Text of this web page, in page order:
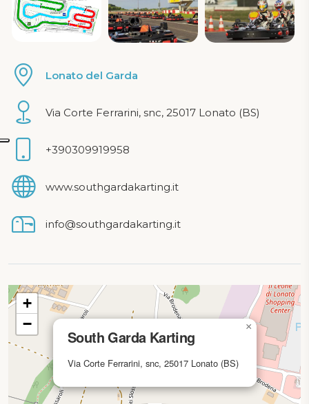
Lonato del Garda
Via Corte Ferrarini, snc, 25017 Lonato (BS)
+390309919958
www.southgardakarting.it
info@southgardakarting.it
mappa in caricamento...
South Garda Karting
Via Corte Ferrarini, snc, 25017 Lonato (BS)
×
+
−